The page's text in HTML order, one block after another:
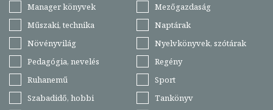
Manager könyvek
Mezőgazdaság
Műszaki, technika
Naptárak
Növényvilág
Nyelvkönyvek, szótárak
Pedagógia, nevelés
Regény
Ruhanemű
Sport
Szabadidő, hobbi
Tankönyv